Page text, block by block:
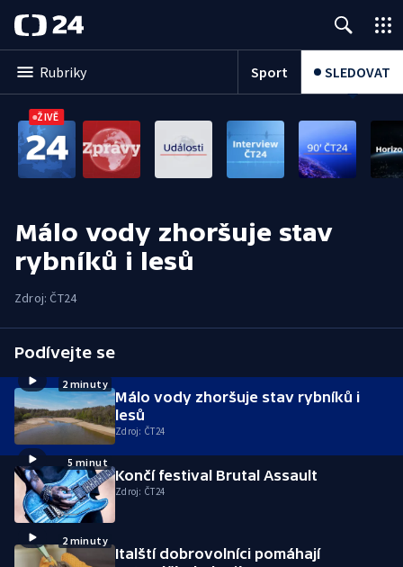
Rubriky Sport SLEDOVAT
ŽIVĚ
Málo vody zhoršuje stav
rybníků i lesů
Zdroj: ČT24
Podívejte se
2 minuty
Málo vody zhoršuje stav rybníků i
lesů
Zdroj: ČT24
5 minut
Končí festival Brutal Assault
Zdroj: ČT24
2 minuty
Italští dobrovolníci pomáhají